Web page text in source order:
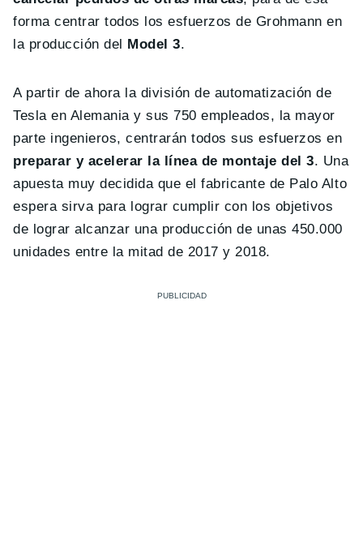
forma centrar todos los esfuerzos de Grohmann en
la producción del Model 3.
A partir de ahora la división de automatización de
Tesla en Alemania y sus 750 empleados, la mayor
parte ingenieros, centrarán todos sus esfuerzos en
preparar y acelerar la línea de montaje del 3. Una
apuesta muy decidida que el fabricante de Palo Alto
espera sirva para lograr cumplir con los objetivos
de lograr alcanzar una producción de unas 450.000
unidades entre la mitad de 2017 y 2018.